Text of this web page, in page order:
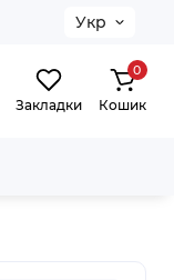
Укр
Закладки
0
Кошик